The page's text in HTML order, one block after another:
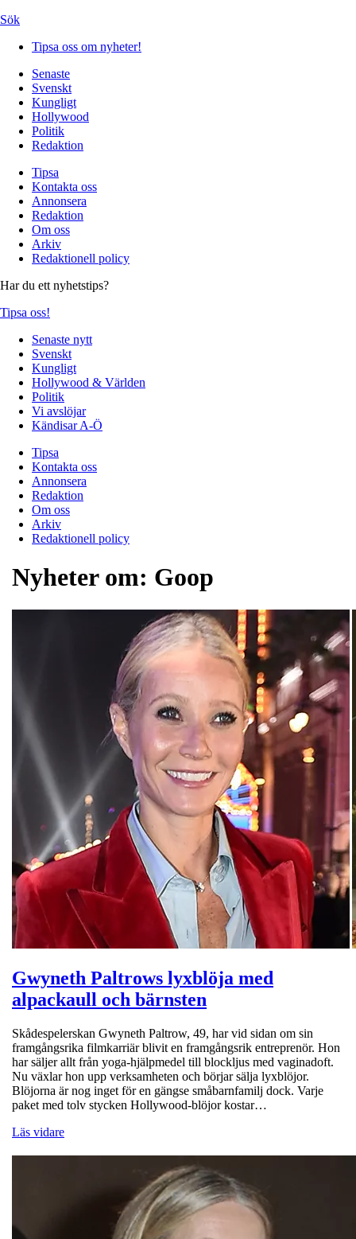
Sök
Tipsa oss om nyheter!
Senaste
Svenskt
Kungligt
Hollywood
Politik
Redaktion
Tipsa
Kontakta oss
Annonsera
Redaktion
Om oss
Arkiv
Redaktionell policy
Har du ett nyhetstips?
Tipsa oss!
Senaste nytt
Svenskt
Kungligt
Hollywood & Världen
Politik
Vi avslöjar
Kändisar A-Ö
Tipsa
Kontakta oss
Annonsera
Redaktion
Om oss
Arkiv
Redaktionell policy
Nyheter om: Goop
Gwyneth Paltrows lyxblöja med
alpackaull och bärnsten
Skådespelerskan Gwyneth Paltrow, 49, har vid sidan om sin
framgångsrika filmkarriär blivit en framgångsrik entreprenör. Hon
har säljer allt från yoga-hjälpmedel till blockljus med vaginadoft.
Nu växlar hon upp verksamheten och börjar sälja lyxblöjor.
Blöjorna är nog inget för en gängse småbarnfamilj dock. Varje
paket med tolv stycken Hollywood-blöjor kostar…
Läs vidare